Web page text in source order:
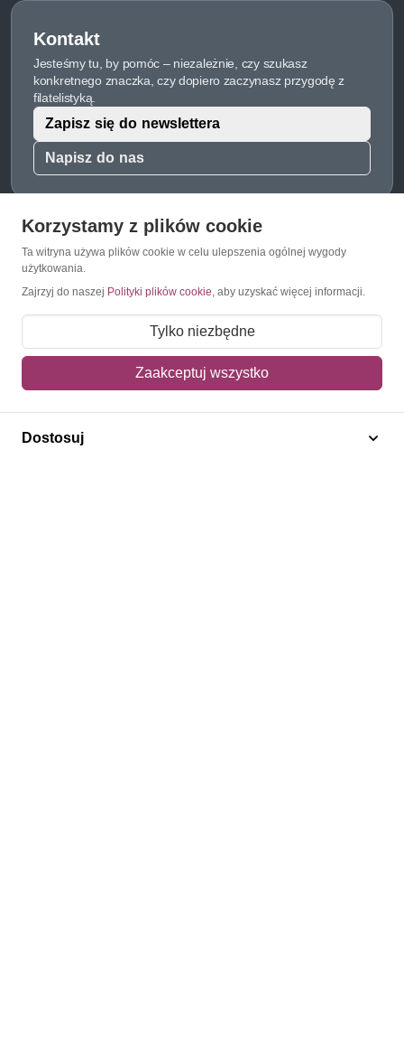
Kontakt
Jesteśmy tu, by pomóc – niezależnie, czy szukasz
konkretnego znaczka, czy dopiero zaczynasz przygodę z
filatelistyką.
Napisz do nas
Zapisz się do newslettera
O Znaczkopol.pl
O nas
Regulamin
Polityka prywatności
Korzystamy z plików cookie
Ta witryna używa plików cookie w celu ulepszenia ogólnej wygody
użytkowania.
Zajrzyj do naszej Polityki plików cookie, aby uzyskać więcej informacji.
Tylko niezbędne
Zaakceptuj wszystko
Dostosuj